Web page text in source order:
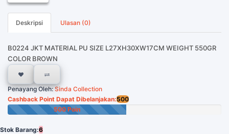
Deskripsi Ulasan (0)
B0224 JKT MATERIAL PU SIZE L27XH30XW17CM WEIGHT 550GR
COLOR BROWN
Penayang Oleh:Sinda Collection
Cashback Point Dapat Dibelanjakan:500
500 Poin
Stok Barang:6